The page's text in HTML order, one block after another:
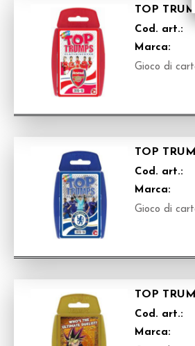
TOP
Cod. art.:
Marca:
Gioco di
TOP
Cod. art.:
Marca:
Gioco di
TOP
Cod. art.:
Marca: